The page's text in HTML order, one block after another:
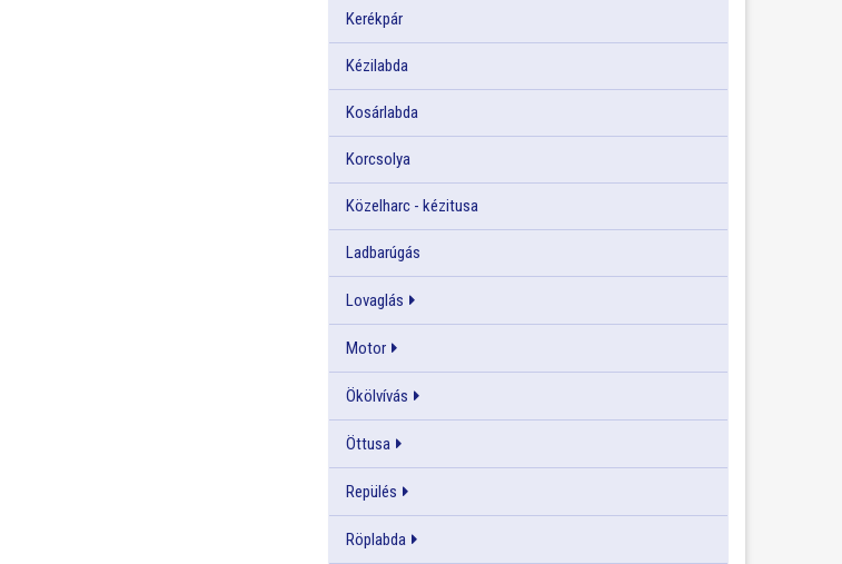
Kerékpár
Kézilabda
Kosárlabda
Korcsolya
Közelharc - kézitusa
Ladbarúgás
Lovaglás
Motor
Ökölvívás
Öttusa
Repülés
Röplabda